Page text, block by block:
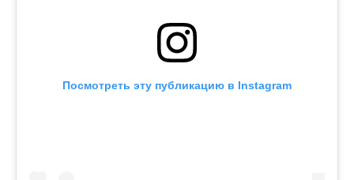
Посмотреть эту публикацию в Instagram